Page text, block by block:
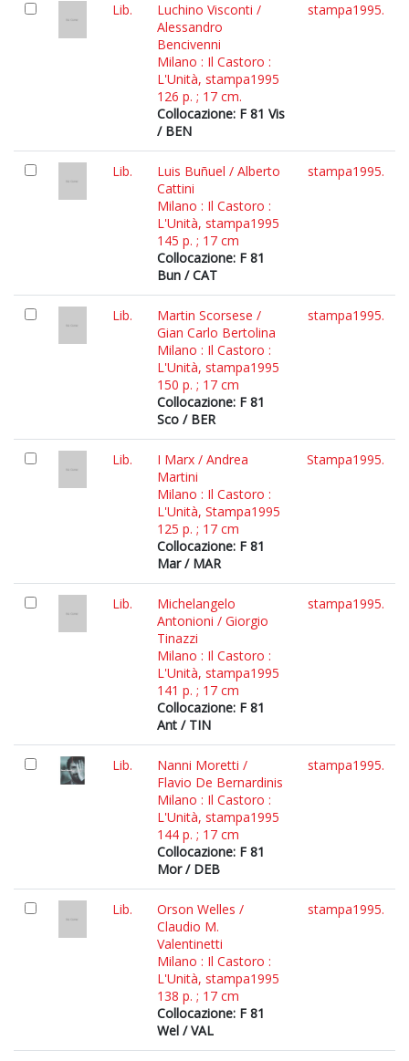
Lib.
Luchino Visconti /
Alessandro
Bencivenni
Milano : Il Castoro :
L'Unità, stampa1995
126 p. ; 17 cm.
Collocazione: F 81 Vis
/ BEN
stampa1995.
Lib.
Luis Buñuel / Alberto
Cattini
Milano : Il Castoro :
L'Unità, stampa1995
145 p. ; 17 cm
Collocazione: F 81
Bun / CAT
stampa1995.
Lib.
Martin Scorsese /
Gian Carlo Bertolina
Milano : Il Castoro :
L'Unità, stampa1995
150 p. ; 17 cm
Collocazione: F 81
Sco / BER
stampa1995.
Lib.
I Marx / Andrea
Martini
Milano : Il Castoro :
L'Unità, Stampa1995
125 p. ; 17 cm
Collocazione: F 81
Mar / MAR
Stampa1995.
Lib.
Michelangelo
Antonioni / Giorgio
Tinazzi
Milano : Il Castoro :
L'Unità, stampa1995
141 p. ; 17 cm
Collocazione: F 81
Ant / TIN
stampa1995.
Lib.
Nanni Moretti /
Flavio De Bernardinis
Milano : Il Castoro :
L'Unità, stampa1995
144 p. ; 17 cm
Collocazione: F 81
Mor / DEB
stampa1995.
Lib.
Orson Welles /
Claudio M.
Valentinetti
Milano : Il Castoro :
L'Unità, stampa1995
138 p. ; 17 cm
Collocazione: F 81
Wel / VAL
stampa1995.